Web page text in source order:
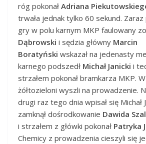
róg pokonał Adriana
trwała jednak tylko 60 sekund.
gry w polu karnym MKP faulowany
Dąbrowski i sędzia główny Marcin
Boratyński wskazał na jedenasty
karnego podszedł Michał Janicki i
strzałem pokonał bramkarza MKP.
żółtozieloni wyszli na prowadzenie.
drugi raz tego dnia wpisał się Michał
zamknął dośrodkowanie Dawida
i strzałem z główki pokonał Patryka
Chemicy z prowadzenia cieszyli się